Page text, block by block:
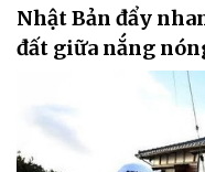
Nhật Bản đẩy
đất giữa nắng